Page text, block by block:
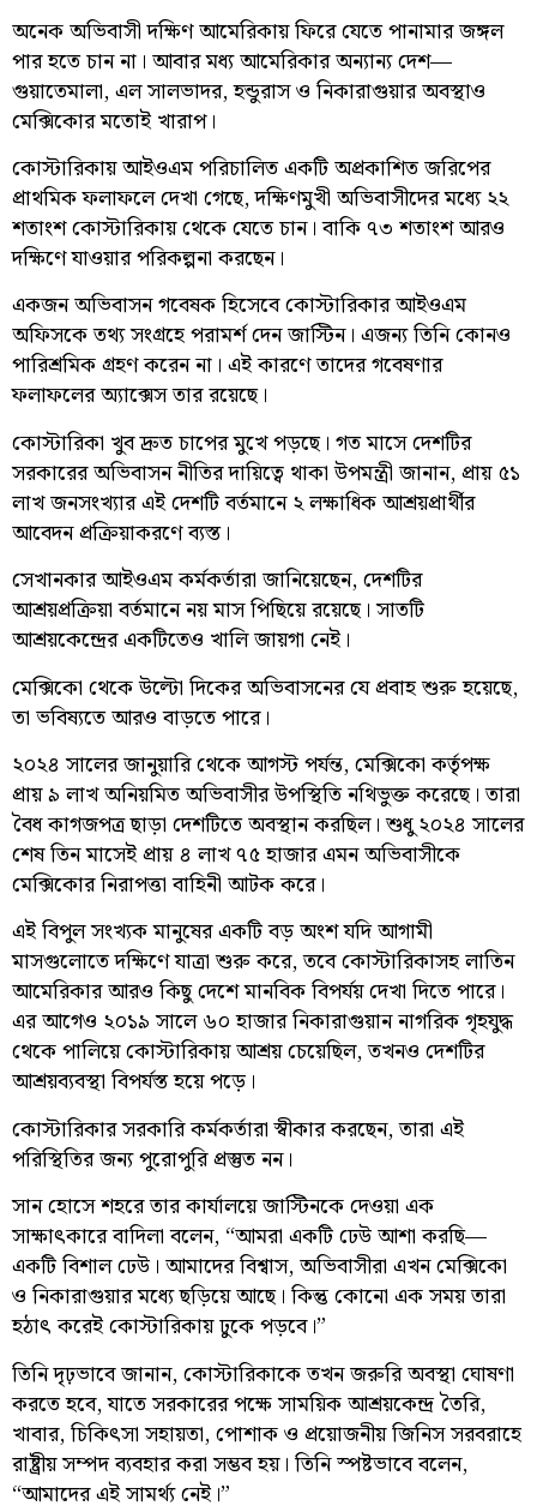
অনেক অভিবাসী দক্ষিণ আমেরিকায় ফিরে যেতে পানামার জঙ্গল
পার হতে চান না। আবার মধ্য আমেরিকার অন্যান্য দেশ—
গুয়াতেমালা, এল সালভাদর, হন্ডুরাস ও নিকারাগুয়ার অবস্থাও
মেক্সিকোর মতোই খারাপ।
কোস্টারিকায় আইওএম পরিচালিত একটি অপ্রকাশিত জরিপের
প্রাথমিক ফলাফলে দেখা গেছে, দক্ষিণমুখী অভিবাসীদের মধ্যে ২২
শতাংশ কোস্টারিকায় থেকে যেতে চান। বাকি ৭৩ শতাংশ আরও
দক্ষিণে যাওয়ার পরিকল্পনা করছেন।
একজন অভিবাসন গবেষক হিসেবে কোস্টারিকার আইওএম
অফিসকে তথ্য সংগ্রহে পরামর্শ দেন জাস্টিন। এজন্য তিনি কোনও
পারিশ্রমিক গ্রহণ করেন না। এই কারণে তাদের গবেষণার
ফলাফলের অ্যাক্সেস তার রয়েছে।
কোস্টারিকা খুব দ্রুত চাপের মুখে পড়ছে। গত মাসে দেশটির
সরকারের অভিবাসন নীতির দায়িত্বে থাকা উপমন্ত্রী জানান, প্রায় ৫১
লাখ জনসংখ্যার এই দেশটি বর্তমানে ২ লক্ষাধিক আশ্রয়প্রার্থীর
আবেদন প্রক্রিয়াকরণে ব্যস্ত।
সেখানকার আইওএম কর্মকর্তারা জানিয়েছেন, দেশটির
আশ্রয়প্রক্রিয়া বর্তমানে নয় মাস পিছিয়ে রয়েছে। সাতটি
আশ্রয়কেন্দ্রের একটিতেও খালি জায়গা নেই।
মেক্সিকো থেকে উল্টো দিকের অভিবাসনের যে প্রবাহ শুরু হয়েছে,
তা ভবিষ্যতে আরও বাড়তে পারে।
২০২৪ সালের জানুয়ারি থেকে আগস্ট পর্যন্ত, মেক্সিকো কর্তৃপক্ষ
প্রায় ৯ লাখ অনিয়মিত অভিবাসীর উপস্থিতি নথিভুক্ত করেছে। তারা
বৈধ কাগজপত্র ছাড়া দেশটিতে অবস্থান করছিল। শুধু ২০২৪ সালের
শেষ তিন মাসেই প্রায় ৪ লাখ ৭৫ হাজার এমন অভিবাসীকে
মেক্সিকোর নিরাপত্তা বাহিনী আটক করে।
এই বিপুল সংখ্যক মানুষের একটি বড় অংশ যদি আগামী
মাসগুলোতে দক্ষিণে যাত্রা শুরু করে, তবে কোস্টারিকাসহ লাতিন
আমেরিকার আরও কিছু দেশে মানবিক বিপর্যয় দেখা দিতে পারে।
এর আগেও ২০১৯ সালে ৬০ হাজার নিকারাগুয়ান নাগরিক গৃহযুদ্ধ
থেকে পালিয়ে কোস্টারিকায় আশ্রয় চেয়েছিল, তখনও দেশটির
আশ্রয়ব্যবস্থা বিপর্যস্ত হয়ে পড়ে।
কোস্টারিকার সরকারি কর্মকর্তারা স্বীকার করছেন, তারা এই
পরিস্থিতির জন্য পুরোপুরি প্রস্তুত নন।
সান হোসে শহরে তার কার্যালয়ে জাস্টিনকে দেওয়া এক
সাক্ষাৎকারে বাদিলা বলেন, “আমরা একটি ঢেউ আশা করছি—
একটি বিশাল ঢেউ। আমাদের বিশ্বাস, অভিবাসীরা এখন মেক্সিকো
ও নিকারাগুয়ার মধ্যে ছড়িয়ে আছে। কিন্তু কোনো এক সময় তারা
হঠাৎ করেই কোস্টারিকায় ঢুকে পড়বে।”
তিনি দৃঢ়ভাবে জানান, কোস্টারিকাকে তখন জরুরি অবস্থা ঘোষণা
করতে হবে, যাতে সরকারের পক্ষে সাময়িক আশ্রয়কেন্দ্র তৈরি,
খাবার, চিকিৎসা সহায়তা, পোশাক ও প্রয়োজনীয় জিনিস সরবরাহে
রাষ্ট্রীয় সম্পদ ব্যবহার করা সম্ভব হয়। তিনি স্পষ্টভাবে বলেন,
“আমাদের এই সামর্থ্য নেই।”